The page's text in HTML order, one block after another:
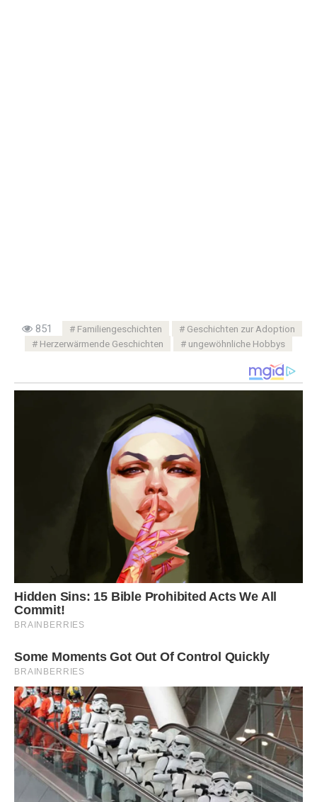
851 Familiengeschichten
Geschichten zur Adoption
Herzerwärmende Geschichten
ungewöhnliche Hobbys